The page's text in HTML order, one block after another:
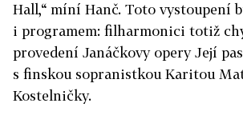
Hall,“ míní Hanč. Toto vystoupení
i programem: filharmonici totiž
provedení Janáčkovy opery Její
s finskou sopranistkou Karitou
Kostelničky.